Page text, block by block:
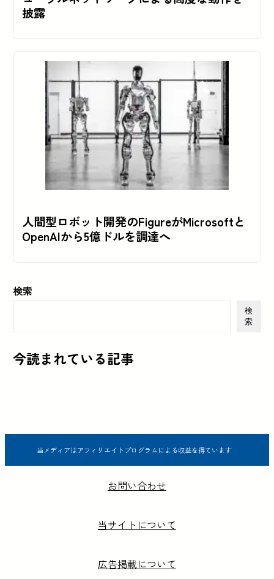
披露
人間型ロボット開発のFigureがMicrosoftと
OpenAIから5億ドルを調達へ
検索
検
索
今読まれている記事
当メディアはアフィリエイトプログラムによる収益を得ています
お問い合わせ
当サイトについて
広告掲載について